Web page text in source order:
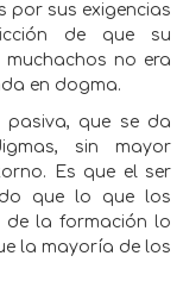
por sus exigencias
de que su
no era
en dogma.
que se da
sin mayor
Es que el ser
que lo que los
de la formación lo
la mayoría de los